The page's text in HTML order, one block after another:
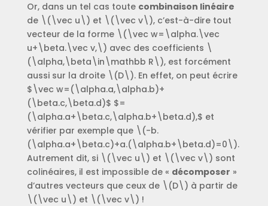
Or, dans un tel cas toute combinaison linéaire
de \(\vec u\) et \(\vec v\), c’est-à-dire tout
vecteur de la forme \(\vec w=\alpha.\vec
u+\beta.\vec v,\) avec des coefficients \
(\alpha,\beta\in\mathbb R\), est forcément
aussi sur la droite \(D\). En effet, on peut écrire
$\vec w=(\alpha.a,\alpha.b)+
(\beta.c,\beta.d)$ $=
(\alpha.a+\beta.c,\alpha.b+\beta.d),$ et
vérifier par exemple que \(-b.
(\alpha.a+\beta.c)+a.(\alpha.b+\beta.d)=0\).
Autrement dit, si \(\vec u\) et \(\vec v\) sont
colinéaires, il est impossible de « décomposer »
d’autres vecteurs que ceux de \(D\) à partir de
\(\vec u\) et \(\vec v\) !